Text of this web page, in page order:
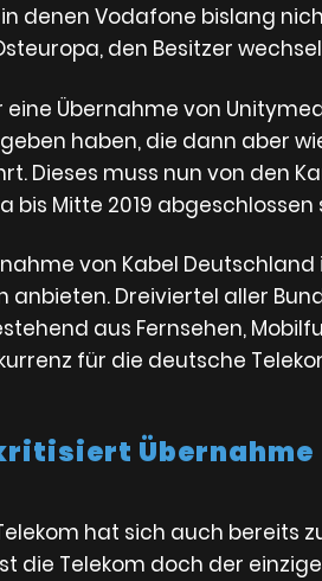
denen Vodafone bislang
den Besitzer
Übernahme von
haben, die dann aber
Dieses muss nun von den
bis Mitte 2019 abgeschlossen
von Kabel
anbieten. Dreiviertel aller
aus Fernsehen,
für die deutsche
Übernahme
hat sich auch bereits
die Telekom doch der